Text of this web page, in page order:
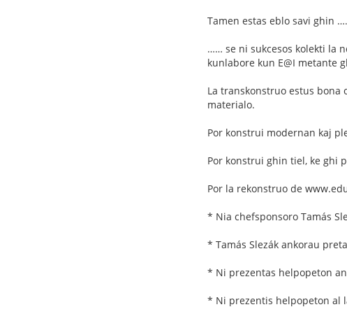
Tamen estas eblo savi ghin
…… se ni sukcesos kolekti la
kunlabore kun E@I metante
La transkonstruo estus
materialo.
Por konstrui modernan kaj
Por konstrui ghin tiel, ke ghi
Por la rekonstruo de
* Nia chefsponsoro Tamás
* Tamás Slezák ankorau
* Ni prezentas helpopeton
* Ni prezentis helpopeton al